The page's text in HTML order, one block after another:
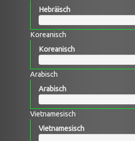
Hebräisch
Koreanisch
Koreanisch
Arabisch
Arabisch
Vietnamesisch
Vietnamesisch